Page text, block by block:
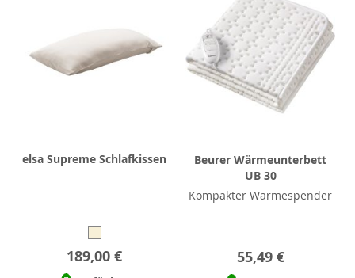
elsa Supreme Schlafkissen
189,00 €
Beurer Wärmeunterbett
UB 30
Kompakter Wärmespender
55,49 €